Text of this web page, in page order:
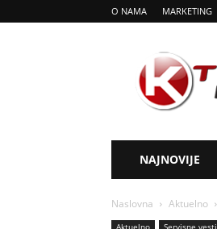
O NAMA MARKETING
Tv
Kladovo
NAJNOVIJE
Naslovna Aktuelno
Aktuelno Servisne vesti